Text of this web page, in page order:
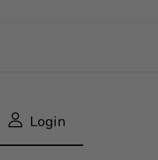
Login